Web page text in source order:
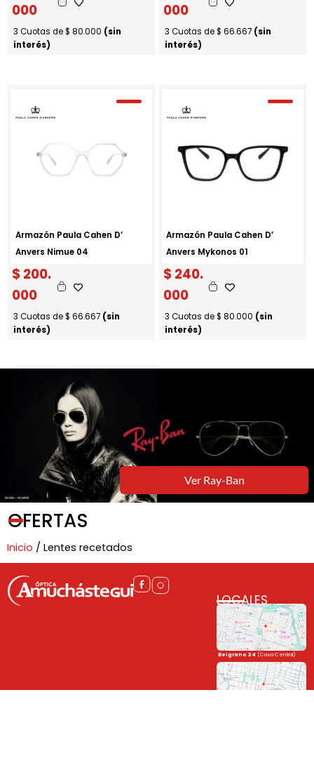
000
3 Cuotas de $ 80.000 (sin
interés)
000
3 Cuotas de $ 66.667 (sin
interés)
Armazón Paula Cahen D’
Anvers Nimue 04
$200.
000
3 Cuotas de $ 66.667 (sin
interés)
Armazón Paula Cahen D’
Anvers Mykonos 01
$240.
000
3 Cuotas de $ 80.000 (sin
interés)
Ver Ray-Ban
OFERTAS
Inicio / Lentes recetados
LOCALES
Belgrano 24 (Casa Central)